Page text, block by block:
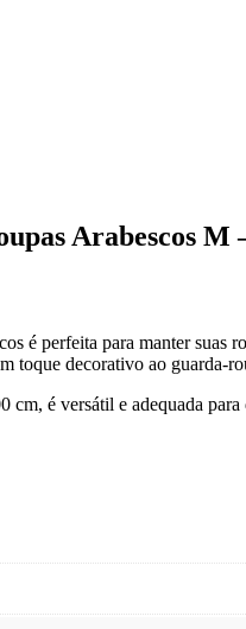
Arabescos M
é perfeita para manter suas
toque decorativo ao guarda-
cm, é versátil e adequada